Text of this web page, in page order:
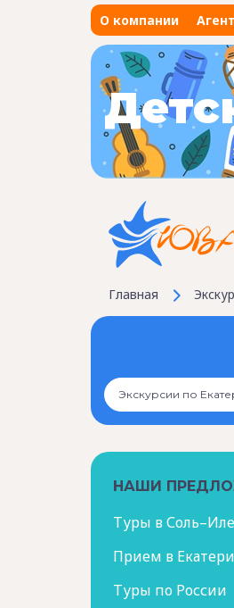
О компании
Главная
НАШИ
Туры в
Прием в
Туры по России